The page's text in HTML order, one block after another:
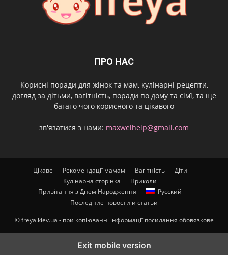
ПРО НАС
Корисні поради для жінок та мам, кулінарні рецепти,
догляд за дітьми, вагітність, поради по дому та сімї, та ще
багато чого корисного та цікавого
зв'язатися з нами: maxwelhelp@gmail.com
Цікаве Рекомендації мамам Вагітність
Діти
Кулінарна сторінка
Приколи
Привітання з Днем Народження
Русский
Последние новости и статьи
© freya.kiev.ua - при копіюванні інформації посилання обовязкове
Exit mobile version